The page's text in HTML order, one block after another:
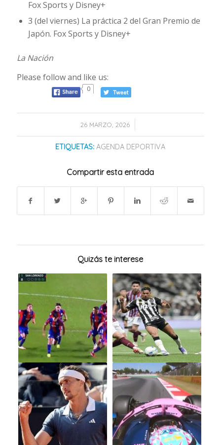
Fox Sports y Disney+
3 (del viernes) La práctica 2 del Gran Premio de
Japón. Fox Sports y Disney+
La Nación
Please follow and like us:
0
26 MARZO, 2026
/
ETIQUETAS: AGENDA DEPORTIVA
Compartir esta entrada
Quizás te interese